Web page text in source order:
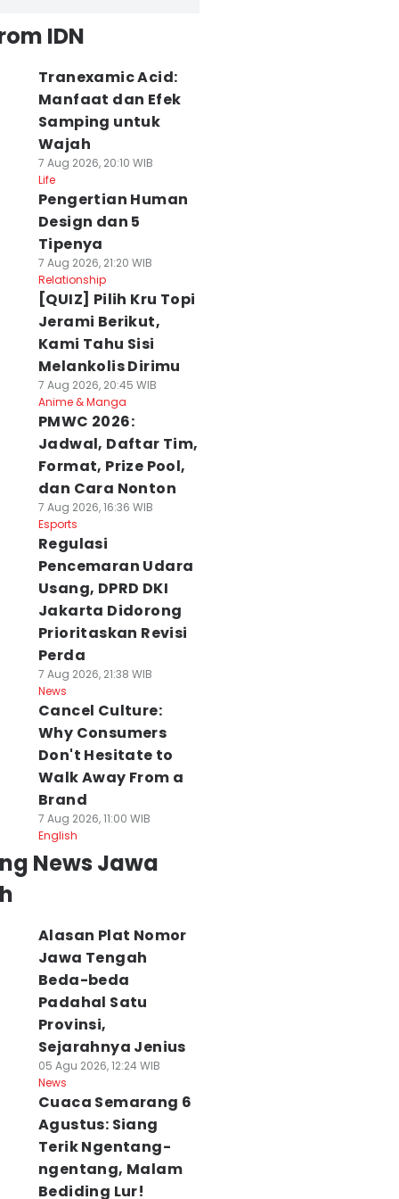
IDN
Tranexamic Acid:
Manfaat dan Efek
Samping untuk
Wajah
7 Aug 2026, 20:10 WIB
Life
Pengertian Human
Design dan 5
Tipenya
7 Aug 2026, 21:20 WIB
Relationship
[QUIZ] Pilih Kru Topi
Jerami Berikut,
Kami Tahu Sisi
Melankolis Dirimu
7 Aug 2026, 20:45 WIB
Anime & Manga
PMWC 2026:
Jadwal, Daftar Tim,
Format, Prize Pool,
dan Cara Nonton
7 Aug 2026, 16:36 WIB
Esports
Regulasi
Pencemaran Udara
Usang, DPRD DKI
Jakarta Didorong
Prioritaskan Revisi
Perda
7 Aug 2026, 21:38 WIB
News
Cancel Culture:
Why Consumers
Don't Hesitate to
Walk Away From a
Brand
7 Aug 2026, 11:00 WIB
English
News Jawa
Alasan Plat Nomor
Jawa Tengah
Beda-beda
Padahal Satu
Provinsi,
Sejarahnya Jenius
05 Agu 2026, 12:24 WIB
News
Cuaca Semarang 6
Agustus: Siang
Terik Ngentang-
ngentang, Malam
Bediding Lur!